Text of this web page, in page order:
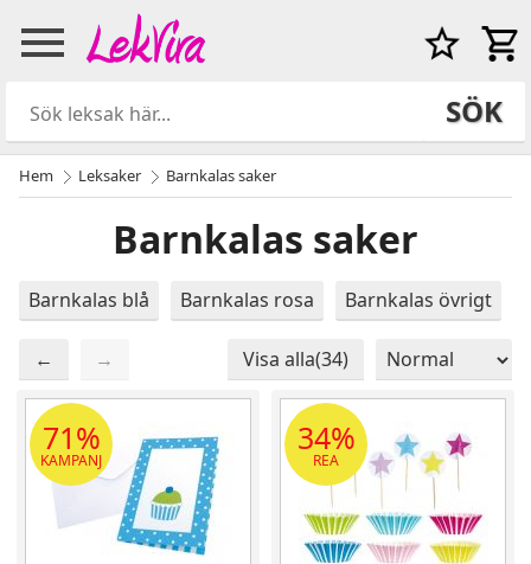
SÖK
Hem Leksaker Barnkalas saker
Barnkalas saker
Barnkalas blå Barnkalas rosa Barnkalas övrigt
← →
Visa alla(34)
Sida 2 / 2
Totalt 34 produkter
71%
KAMPANJ
34%
REA